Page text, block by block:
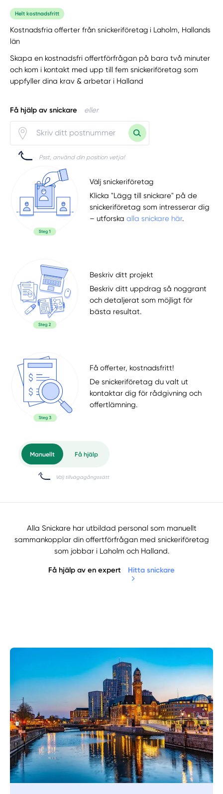
Helt kostnadsfritt
Kostnadsfria offerter från snickeriföretag i Laholm, Hallands
län
Skapa en kostnadsfri offertförfrågan på bara två minuter
och kom i kontakt med upp till fem snickeriföretag som
uppfyller dina krav & arbetar i Halland
Få hjälp av snickare eller
Psst, använd din position vetja!
Välj snickeriföretag
Klicka "Lägg till snickare" på de
snickeriföretag som intresserar dig
– utforskaalla snickare här.
Beskriv ditt projekt
Beskriv ditt uppdrag så noggrant
och detaljerat som möjligt för
bästa resultat.
Få offerter, kostnadsfritt!
De snickeriföretag du valt ut
kontaktar dig för rådgivning och
offertlämning.
Få hjälp
Välj tillvägagångssätt
Alla Snickare har utbildad personal som manuellt
sammankopplar din offertförfrågan med snickeriföretag
som jobbar i Laholm och Halland.
Få hjälp av en expert Hitta snickare